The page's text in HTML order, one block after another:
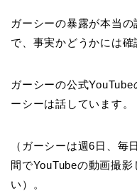
ガーシーの暴露が本当
で、事実かどうかには確
ガーシーの公式
ーシーは話しています。
（ガーシーは週6日、毎
間でYouTubeの動画撮
い）。